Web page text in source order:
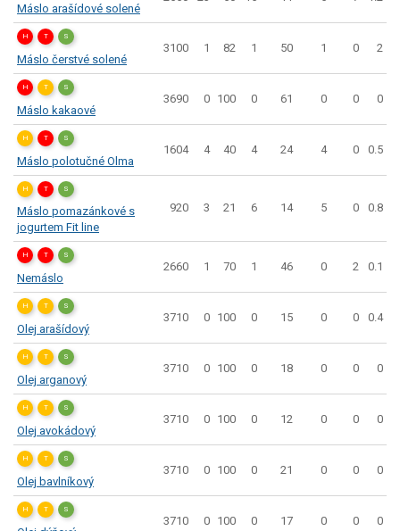
Máslo arašídové solené
H T S
Máslo čerstvé solené
3100 1 82 1 50 1 0 2
H T S
Máslo kakaové
3690 0 100 0 61 0 0 0
H T S
Máslo polotučné Olma
1604 4 40 4 24 4 0 0.5
H T S
Máslo pomazánkové s
jogurtem Fit line
920 3 21 6 14 5 0 0.8
H T S
Nemáslo
2660 1 70 1 46 0 2 0.1
H T S
Olej arašídový
3710 0 100 0 15 0 0 0.4
H T S
Olej arganový
3710 0 100 0 18 0 0 0
H T S
Olej avokádový
3710 0 100 0 12 0 0 0
H T S
Olej bavlníkový
3710 0 100 0 21 0 0 0
H T S
3710 0 100 0 17 0 0 0